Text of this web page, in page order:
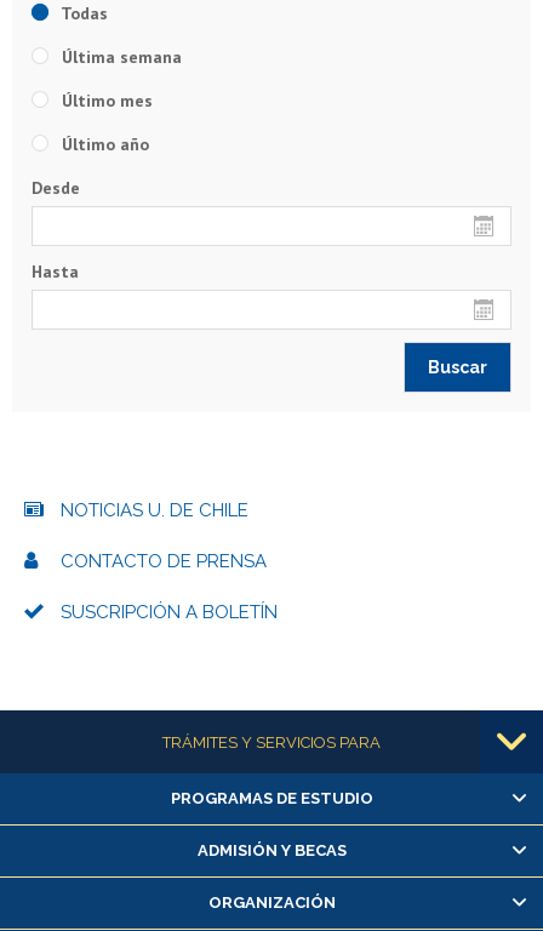
Todas
Última semana
Último mes
Último año
Desde
Hasta
NOTICIAS U. DE CHILE
CONTACTO DE PRENSA
SUSCRIPCIÓN A BOLETÍN
Más informaciónTRÁMITES Y SERVICIOS PARA
Alumnas/os y exalumnas/os
Matrícula en línea
Inscripción y cambio de asignaturas
Consulta y certificado de notas
PROGRAMAS DE ESTUDIO
ADMISIÓN Y BECAS
ORGANIZACIÓN